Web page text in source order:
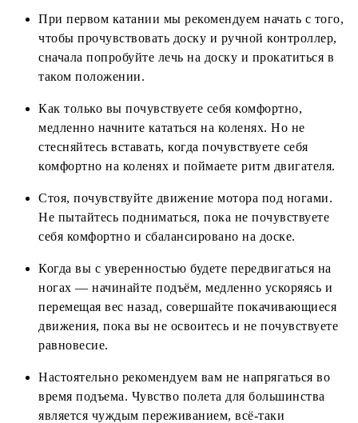
При первом катании мы рекомендуем начать с того,
чтобы прочувствовать доску и ручной контроллер,
сначала попробуйте лечь на доску и прокатиться в
таком положении.
Как только вы почувствуете себя комфортно,
медленно начните кататься на коленях. Но не
стесняйтесь вставать, когда почувствуете себя
комфортно на коленях и поймаете ритм двигателя.
Стоя, почувствуйте движение мотора под ногами.
Не пытайтесь подниматься, пока не почувствуете
себя комфортно и сбалансировано на доске.
Когда вы с уверенностью будете передвигаться на
ногах — начинайте подъём, медленно ускоряясь и
перемещая вес назад, совершайте покачивающиеся
движения, пока вы не освоитесь и не почувствуете
равновесие.
Настоятельно рекомендуем вам не напрягаться во
время подъема. Чувство полета для большинства
является чуждым переживанием, всё-таки